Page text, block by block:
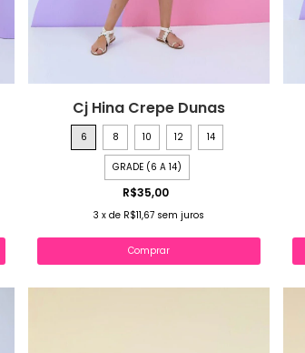
Cj Hina Crepe Dunas
6 8 10 12 14
GRADE (6 A 14)
R$35,00
3 x de R$11,67 sem juros
Comprar